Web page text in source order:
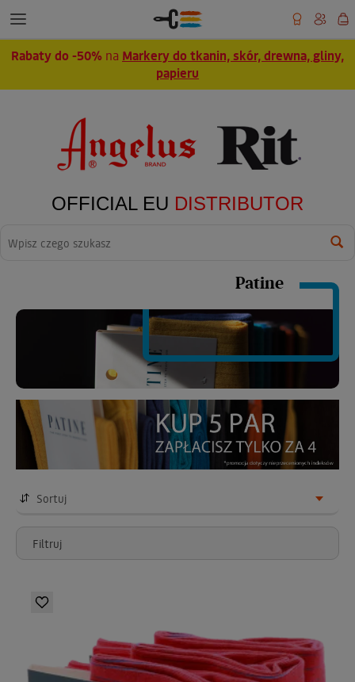
Rabaty do -50% na Markery do tkanin, skór, drewna, gliny,
papieru
OFFICIAL EU DISTRIBUTOR
Patine
Sortuj
Filtruj